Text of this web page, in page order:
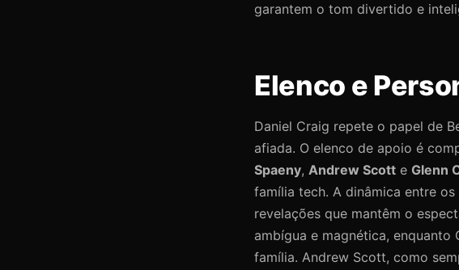
garantem o tom divertido e
Elenco e
Daniel Craig repete o papel de
afiada. O elenco de apoio é
Spaeny, Andrew Scott e Glenn
família tech. A dinâmica entre
revelações que mantêm o
ambígua e magnética, enquanto
família. Andrew Scott, como